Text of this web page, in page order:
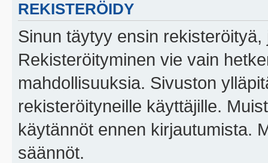
REKISTERÖIDY
Sinun täytyy ensin
Rekisteröityminen vie vain
mahdollisuuksia. Sivuston
rekisteröityneille käyttäjille.
käytännöt ennen kirjautumista.
säännöt.